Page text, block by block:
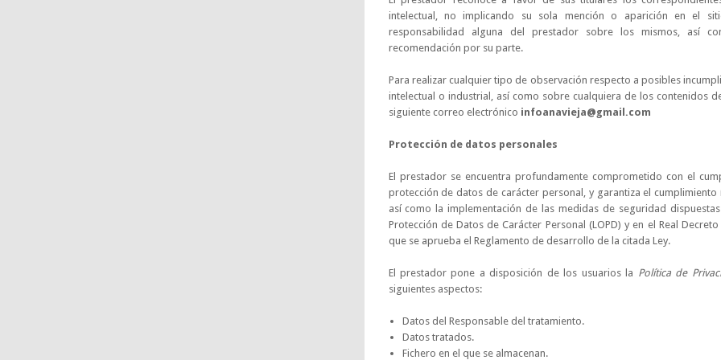
intelectual, no implicando su sola mención o aparición en el
responsabilidad alguna del prestador sobre los mismos, así
recomendación por su parte.
Para realizar cualquier tipo de observación respecto a posibles
intelectual o industrial, así como sobre cualquiera de los contenidos
siguiente correo electrónico infoanavieja@gmail.com
Protección de datos personales
El prestador se encuentra profundamente comprometido con el
protección de datos de carácter personal, y garantiza el
así como la implementación de las medidas de seguridad
Protección de Datos de Carácter Personal (LOPD) y en el Real
que se aprueba el Reglamento de desarrollo de la citada Ley.
El prestador pone a disposición de los usuarios la Política de
siguientes aspectos:
Datos del Responsable del tratamiento.
Datos tratados.
Fichero en el que se almacenan.